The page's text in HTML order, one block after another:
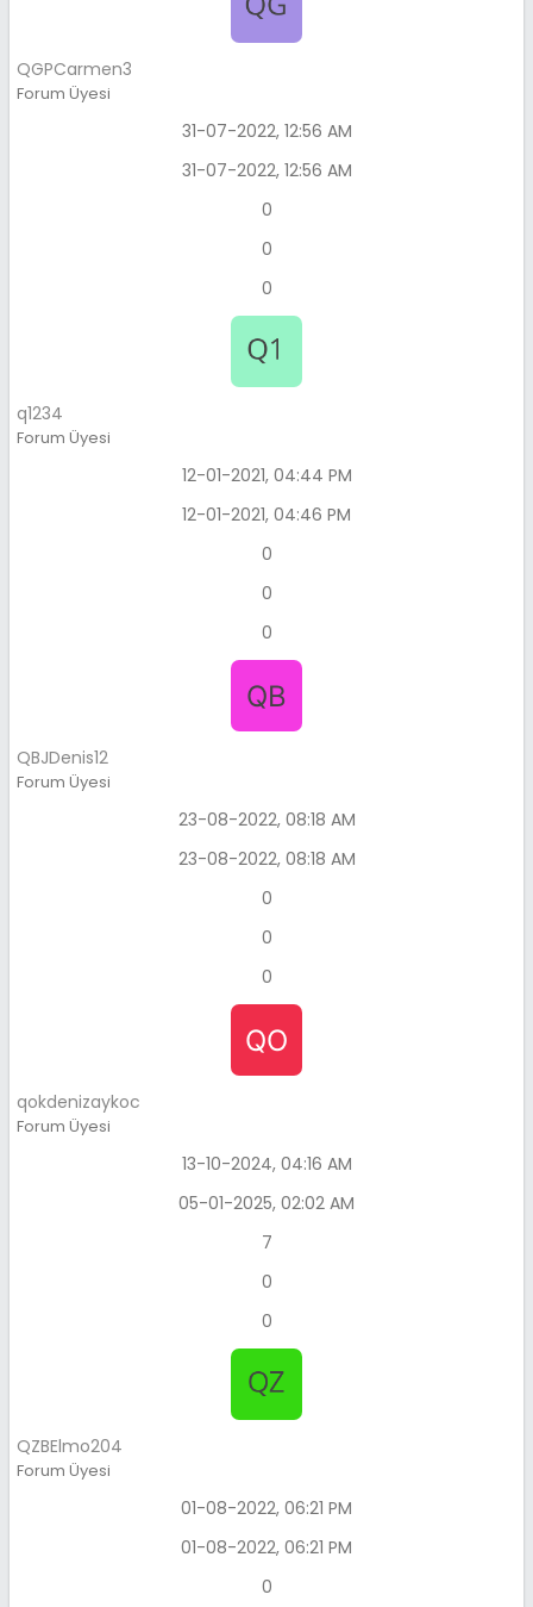
QGPCarmen3
Forum Üyesi
31-07-2022, 12:56 AM
31-07-2022, 12:56 AM
0
0
0
q1234
Forum Üyesi
12-01-2021, 04:44 PM
12-01-2021, 04:46 PM
0
0
0
QBJDenis12
Forum Üyesi
23-08-2022, 08:18 AM
23-08-2022, 08:18 AM
0
0
0
qokdenizaykoc
Forum Üyesi
13-10-2024, 04:16 AM
05-01-2025, 02:02 AM
7
0
0
QZBElmo204
Forum Üyesi
01-08-2022, 06:21 PM
01-08-2022, 06:21 PM
0